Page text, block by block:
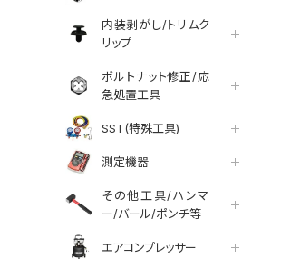
内装剥がし/トリムク
リップ
ボルトナット修正/応
急処置工具
SST(特殊工具)
測定機器
その他工具/ハンマ
ー/バール/ポンチ等
エアコンプレッサー